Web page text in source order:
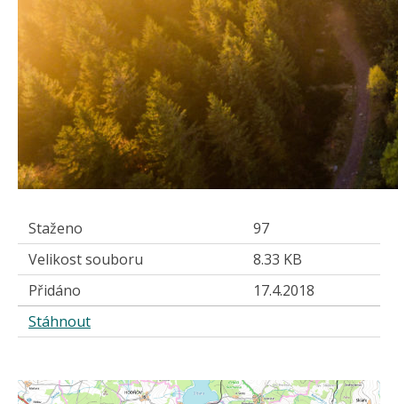
Staženo
97
Velikost souboru
8.33 KB
Přidáno
17.4.2018
Stáhnout